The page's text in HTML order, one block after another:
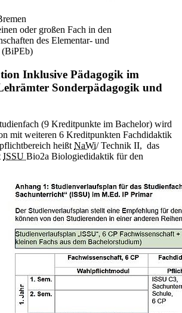
oder großen Fach in den
des Elementar- und
(BiPEb)
Inklusive Pädagogik im
Sonderpädagogik und
(9 Kreditpunkte im Bachelor) wird
mit weiteren 6 Kreditpunkten Fachdidaktik
heißt NaWi/ Technik II, das
ISSU Bio2a Biologiedidaktik für den